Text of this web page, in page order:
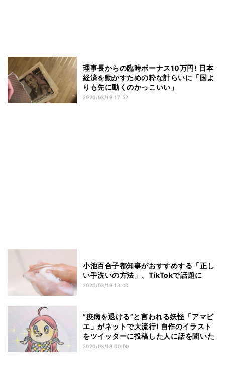
理事長からの臨時ボーナス10万円! 日本
経済を動かすための粋な計らいに「国よ
りも先に動くのかっこいい」
2020/03/19 17:52
小池百合子都知事がおすすめする「正し
い手洗いの方法」、TikTokで話題に
2020/03/19 13:00
“疫病を退ける”と言われる妖怪「アマビ
エ」がネットで大流行! 自作のイラスト
をツイッターに投稿した人に話を聞いた
2020/03/18 00:00